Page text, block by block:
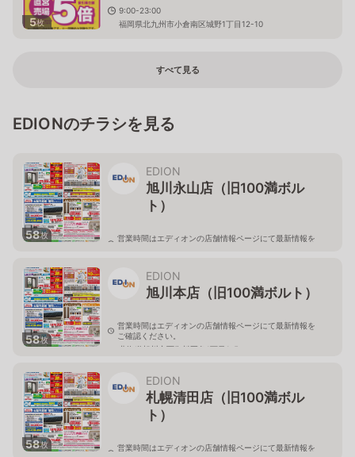
5枚
9:00-23:00
福岡県北九州市小倉南区城野1丁目12-10
すべて見る
EDIONのチラシを見る
58枚
EDION
旭川永山店（旧100満ボル
ト）
営業時間はエディオンの店舗情報ページにて最新情報を
58枚
EDION
旭川本店（旧100満ボルト）
営業時間はエディオンの店舗情報ページにて最新情報を
ご確認ください。
北海道旭川市西御料五条1丁目1-5
58枚
EDION
札幌清田店（旧100満ボル
ト）
営業時間はエディオンの店舗情報ページにて最新情報を